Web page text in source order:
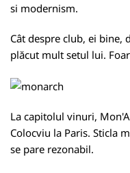
si modernism.
Cât despre club, ei bine,
plăcut mult setul lui.
La capitolul vinuri,
Colocviu la Paris. Sticla
se pare rezonabil.